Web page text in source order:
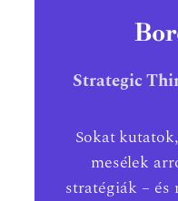
Strategic
Sokat
mesélek
stratégiák – és